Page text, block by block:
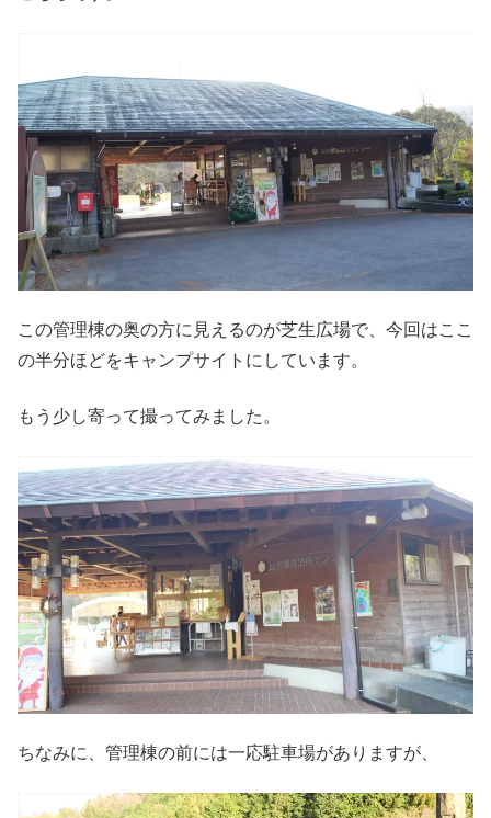
この管理棟の奥の方に見えるのが芝生広場で、今回はここ
の半分ほどをキャンプサイトにしています。
もう少し寄って撮ってみました。
ちなみに、管理棟の前には一応駐車場がありますが、